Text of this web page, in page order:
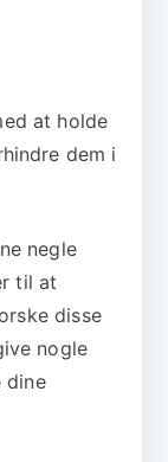
at holde
dem i
negle
til at
disse
nogle
dine